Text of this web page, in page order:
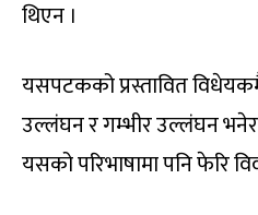
थिएन ।
यसपटकको प्रस्तावित
उल्लंघन र गम्भीर उल्लंघन
यसको परिभाषामा पनि फेरि